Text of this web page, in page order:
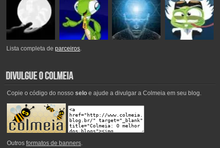
Lista completa deparceiros.
Copie o código do nosso seloe ajude a divulgar a Colmeia em seu blog.
Outros formatos de banners.